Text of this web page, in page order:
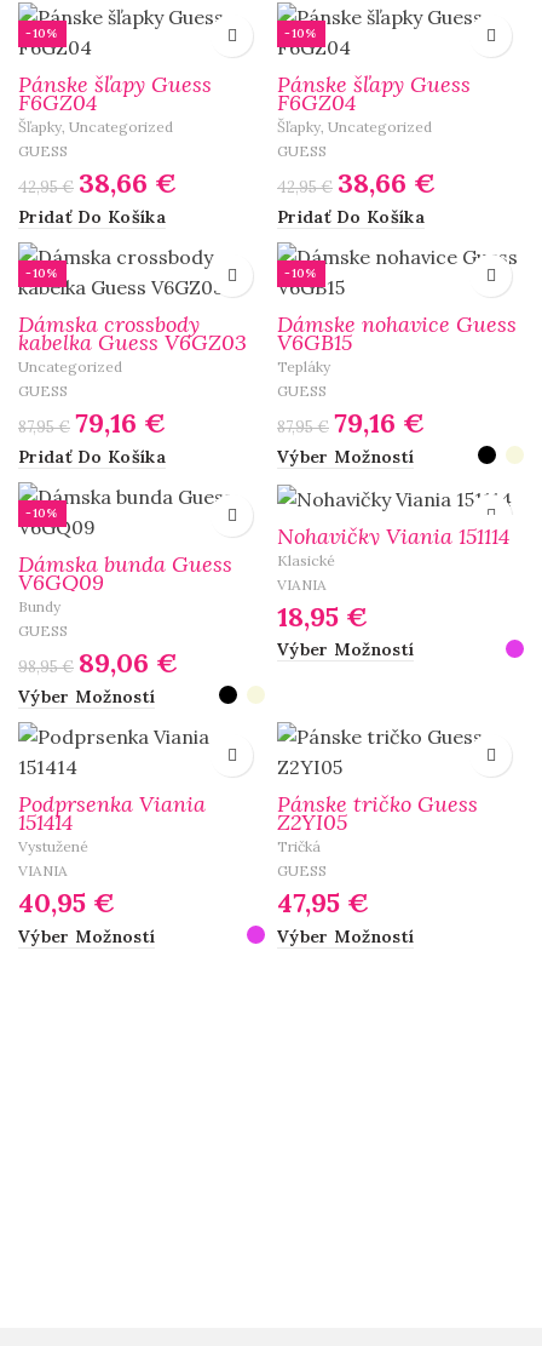
-10%
Pánske šľapy Guess
F6GZ04
Šľapky, Uncategorized
GUESS
42,95€ 38,66 €
Pridať Do Košíka
-10%
Pánske šľapy Guess
F6GZ04
Šľapky, Uncategorized
GUESS
42,95€ 38,66 €
Pridať Do Košíka
-10%
Dámska crossbody
kabelka Guess V6GZ03
Uncategorized
GUESS
87,95€ 79,16 €
Pridať Do Košíka
-10%
Dámske nohavice Guess
V6GB15
Tepláky
GUESS
87,95€ 79,16 €
Výber Možností
-10%
Dámska bunda Guess
V6GQ09
Bundy
GUESS
98,95€ 89,06 €
Výber Možností
Nohavičky Viania 151114
Klasické
VIANIA
18,95 €
Výber Možností
Podprsenka Viania
151414
Vystužené
VIANIA
40,95 €
Výber Možností
Pánske tričko Guess
Z2YI05
Tričká
GUESS
47,95 €
Výber Možností